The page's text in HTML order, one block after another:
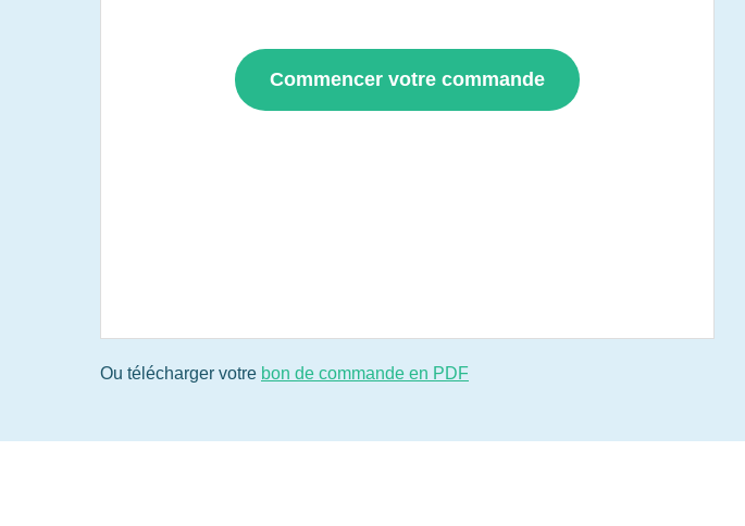
Commencer votre commande
Ou télécharger votre bon de commande en PDF